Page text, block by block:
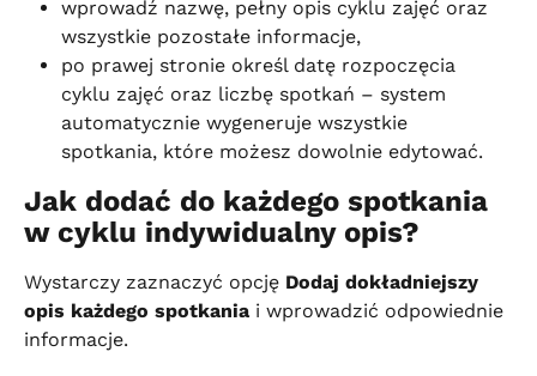
wprowadź nazwę, pełny opis cyklu zajęć oraz
wszystkie pozostałe informacje,
po prawej stronie określ datę rozpoczęcia
cyklu zajęć oraz liczbę spotkań – system
automatycznie wygeneruje wszystkie
spotkania, które możesz dowolnie edytować.
Jak dodać do każdego spotkania
w cyklu indywidualny opis?
Wystarczy zaznaczyć opcję Dodaj dokładniejszy
opis każdego spotkania i wprowadzić odpowiednie
informacje.